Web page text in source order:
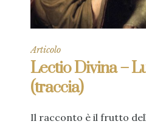
Articolo
Lectio Divina –
(traccia)
Il racconto è il frutto